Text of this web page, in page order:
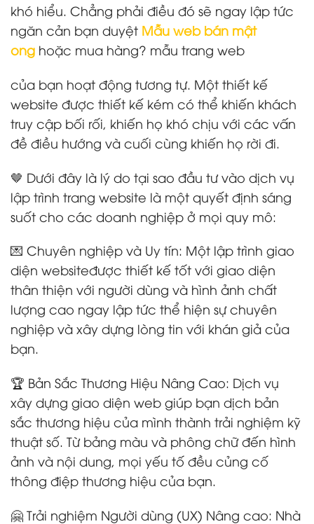
khó hiểu. Chẳng phải điều đó sẽ ngay lập tức
ngăn cản bạn duyệt Mẫu web bán mật
ong hoặc mua hàng? mẫu trang web
của bạn hoạt động tương tự. Một thiết kế
website được thiết kế kém có thể khiến khách
truy cập bối rối, khiến họ khó chịu với các vấn
đề điều hướng và cuối cùng khiến họ rời đi.
🤎 Dưới đây là lý do tại sao đầu tư vào dịch vụ
lập trình trang website là một quyết định sáng
suốt cho các doanh nghiệp ở mọi quy mô:
💌 Chuyên nghiệp và Uy tín: Một lập trình giao
diện websiteđược thiết kế tốt với giao diện
thân thiện với người dùng và hình ảnh chất
lượng cao ngay lập tức thể hiện sự chuyên
nghiệp và xây dựng lòng tin với khán giả của
bạn.
🏆 Bản Sắc Thương Hiệu Nâng Cao: Dịch vụ
xây dựng giao diện web giúp bạn dịch bản
sắc thương hiệu của mình thành trải nghiệm kỹ
thuật số. Từ bảng màu và phông chữ đến hình
ảnh và nội dung, mọi yếu tố đều củng cố
thông điệp thương hiệu của bạn.
🤗 Trải nghiệm Người dùng (UX) Nâng cao: Nhà